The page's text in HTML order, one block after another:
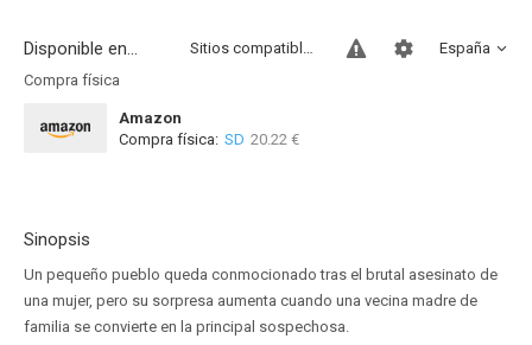
Disponible en... España
Sitios compatibles
Compra física
Amazon
Compra física: SD 20.22 €
Sinopsis
Un pequeño pueblo queda conmocionado tras el brutal asesinato de
una mujer, pero su sorpresa aumenta cuando una vecina madre de
familia se convierte en la principal sospechosa.